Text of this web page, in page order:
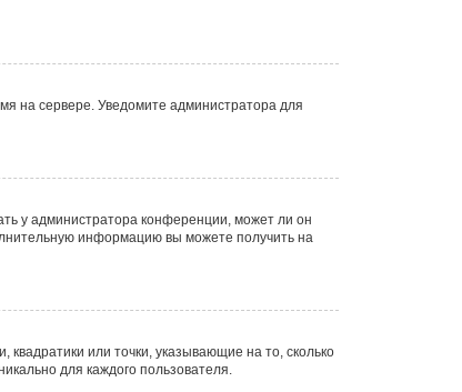
на сервере. Уведомите администратора для
у администратора конференции, может ли он
информацию вы можете получить на
или точки, указывающие на то, сколько
для каждого пользователя.